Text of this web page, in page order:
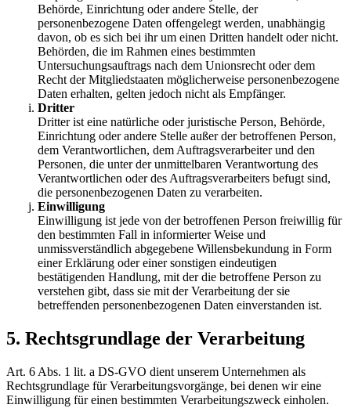
Behörde, Einrichtung oder andere Stelle, der
personenbezogene Daten offengelegt werden, unabhängig
davon, ob es sich bei ihr um einen Dritten handelt oder nicht.
Behörden, die im Rahmen eines bestimmten
Untersuchungsauftrags nach dem Unionsrecht oder dem
Recht der Mitgliedstaaten möglicherweise personenbezogene
Daten erhalten, gelten jedoch nicht als Empfänger.
Dritter
Dritter ist eine natürliche oder juristische Person, Behörde,
Einrichtung oder andere Stelle außer der betroffenen Person,
dem Verantwortlichen, dem Auftragsverarbeiter und den
Personen, die unter der unmittelbaren Verantwortung des
Verantwortlichen oder des Auftragsverarbeiters befugt sind,
die personenbezogenen Daten zu verarbeiten.
Einwilligung
Einwilligung ist jede von der betroffenen Person freiwillig für
den bestimmten Fall in informierter Weise und
unmissverständlich abgegebene Willensbekundung in Form
einer Erklärung oder einer sonstigen eindeutigen
bestätigenden Handlung, mit der die betroffene Person zu
verstehen gibt, dass sie mit der Verarbeitung der sie
betreffenden personenbezogenen Daten einverstanden ist.
5. Rechtsgrundlage der Verarbeitung
Art. 6 Abs. 1 lit. a DS-GVO dient unserem Unternehmen als
Rechtsgrundlage für Verarbeitungsvorgänge, bei denen wir eine
Einwilligung für einen bestimmten Verarbeitungszweck einholen.